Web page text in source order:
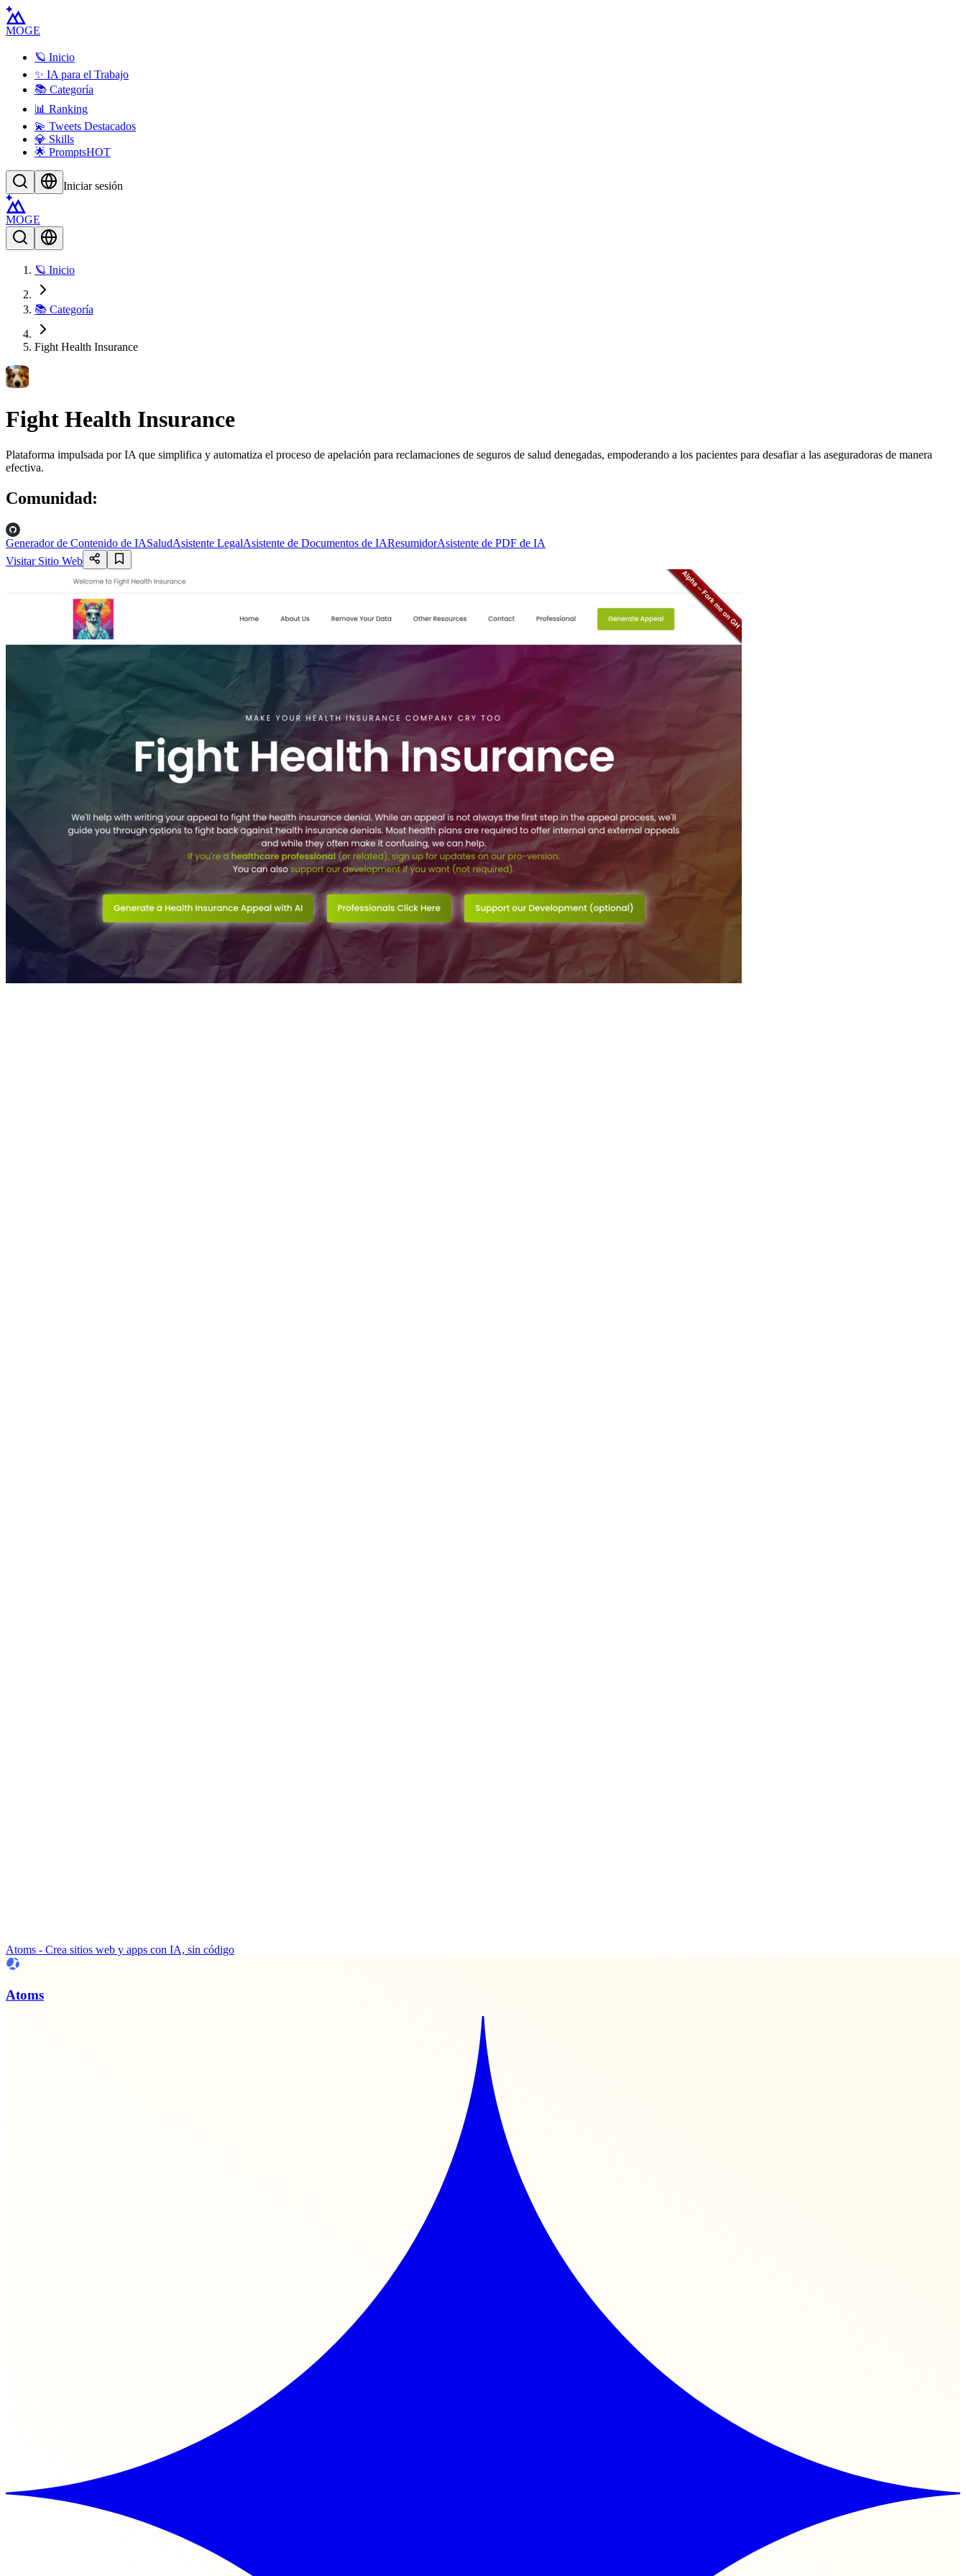
MOGE
🪐 Inicio
✨ IA para el Trabajo
📚 Categoría
📊 Ranking
💫 Tweets Destacados
💎 Skills
🌟 PromptsHOT
Iniciar sesión
MOGE
🪐 Inicio
📚 Categoría
Fight Health Insurance
Fight Health Insurance
Plataforma impulsada por IA que simplifica y automatiza el proceso de apelación para reclamaciones de seguros de salud denegadas, empoderando a los pacientes para desafiar a las aseguradoras de manera
efectiva.
Comunidad:
Generador de Contenido de IASaludAsistente LegalAsistente de Documentos de IAResumidorAsistente de PDF de IA
Visitar Sitio Web
Atoms - Crea sitios web y apps con IA, sin código
Atoms